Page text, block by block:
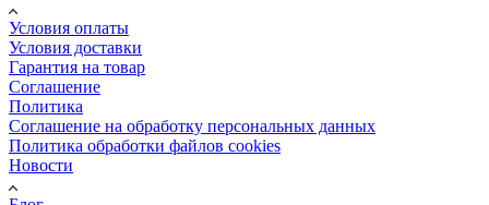
Условия оплаты
Условия доставки
Гарантия на товар
Соглашение
Политика
Соглашение на обработку персональных данных
Политика обработки файлов cookies
Новости